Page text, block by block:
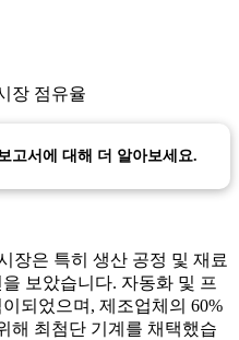
장 점유율
고서에 대해 더 알아보세요.
장은 특히 생산 공정 및 재료
보았습니다. 자동화 및 프
되었으며, 제조업체의 60%
해 최첨단 기계를 채택했습